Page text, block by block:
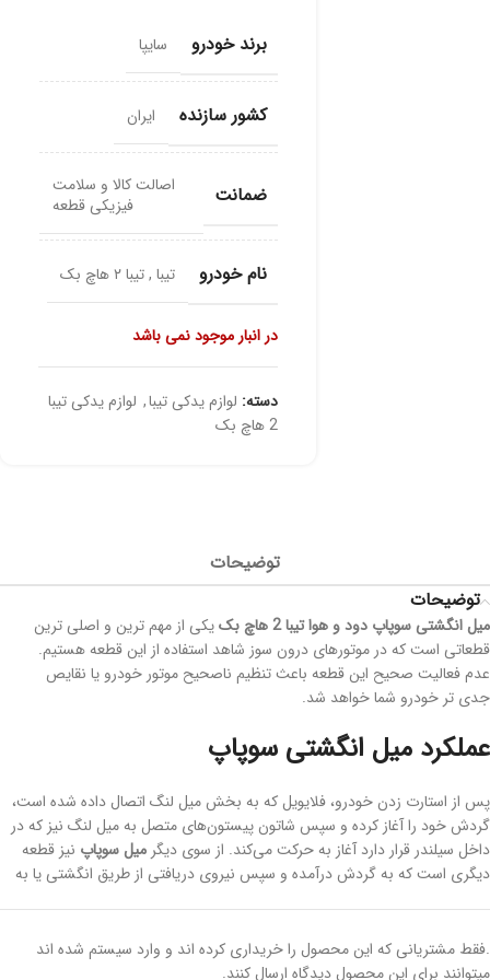
برند خودرو سایپا
کشور سازنده ایران
ضمانت
اصالت کالا و سلامت
فیزیکی قطعه
نام خودرو تیبا ,تیبا ۲ هاچ بک
در انبار موجود نمی باشد
دسته: لوازم یدکی تیبا, لوازم یدکی تیبا
2 هاچ بک
توضیحات
توضیحات
میل انگشتی سوپاپ دود و هوا تیبا 2 هاچ بک
یکی از مهم ترین و اصلی ترین
قطعاتی است که در موتورهای درون سوز شاهد استفاده از این قطعه هستیم.
عدم فعالیت صحیح این قطعه باعث تنظیم ناصحیح موتور خودرو یا نقایص
جدی تر خودرو شما خواهد شد.
عملکرد میل انگشتی سوپاپ
پس از استارت زدن خودرو، فلایویل که به بخش میل لنگ اتصال داده شده است،
گردش خود را آغاز کرده و سپس شاتون پیستون‌های متصل به میل لنگ نیز که در
داخل سیلندر قرار دارد آغاز به حرکت می‌کند. از سوی دیگر میل سوپاپ نیز قطعه
دیگری است که به گردش درآمده و سپس نیروی دریافتی از طریق انگشتی یا به
سوخت ادغام و سپس وارد سیلندر خودرو می‌شود. در نهایت بقیه فرآیند احتراق
به شکل درست و اصولی انجام شده و از این طریق خودرو شما آغاز به کار می‌کند.
.فقط مشتریانی که این محصول را خریداری کرده اند و وارد سیستم شده اند
میتوانند برای این محصول دیدگاه ارسال کنند.